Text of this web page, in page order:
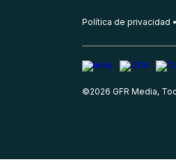
Política de privacidad
©2026 GFR Media,